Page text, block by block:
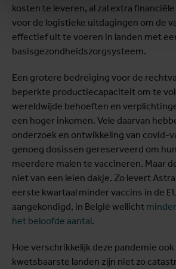
kosten te leveren, al zal extra
voor de logistieke uitdagingen om de
effectief uit te voeren in landen met
basisgezondheidszorgsysteem.
Een grotere bedreiging voor de
beperkte productiecapaciteit om te
wereldwijde behoeften en
een hoger inkomen. Vele daarvan
onderzoek en ontwikkeling van covid-
genoeg dosissen gereserveerd om
meerdere malen te vaccineren. Maar
niet van een leien dakje. Zo levert
eerste kwartaal minder vaccins in de
aangekondigd, in België wellicht
het beloofde aantal.
Hoe verschrikkelijk deze pandemie ook
kwetsbaarste landen zijn niet zo